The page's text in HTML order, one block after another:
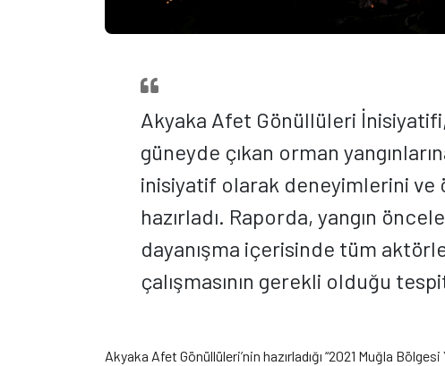
Akyaka Afet Gönüllüleri İnisiyatifi,
güneyde çıkan orman
inisiyatif olarak deneyimlerini
hazırladı. Raporda, yangın
dayanışma içerisinde tüm
çalışmasının gerekli olduğu
Akyaka Afet Gönüllüleri’nin hazırladığı “2021 Muğla